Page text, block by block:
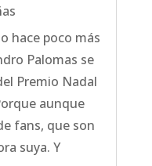
hace poco más
Palomas se
Premio Nadal
aunque
fans, que son
suya. Y